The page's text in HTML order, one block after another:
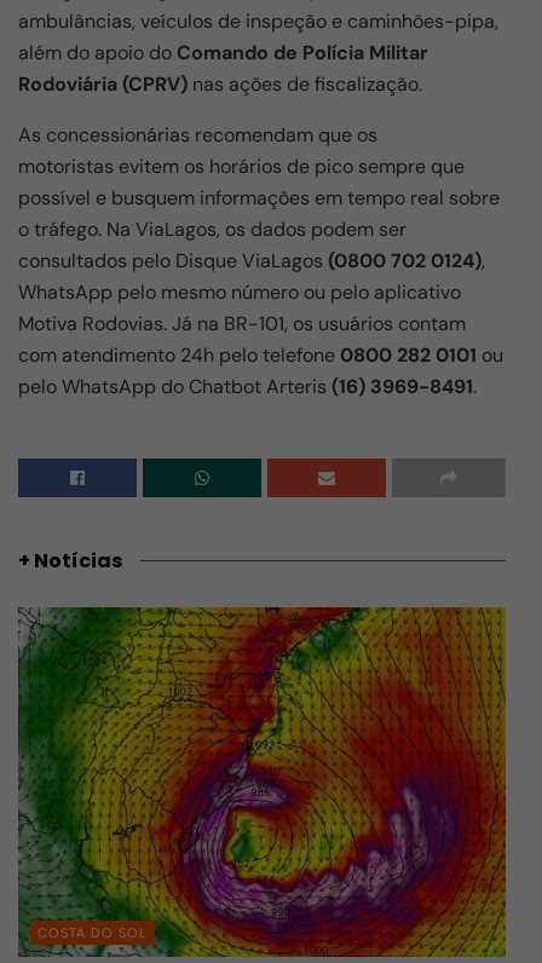
ambulâncias, veículos de inspeção e caminhões-pipa,
além do apoio do Comando de Polícia Militar
Rodoviária (CPRV) nas ações de fiscalização.
As concessionárias recomendam que os
motoristas evitem os horários de pico sempre que
possível e busquem informações em tempo real sobre
o tráfego. Na ViaLagos, os dados podem ser
consultados pelo Disque ViaLagos (0800 702 0124),
WhatsApp pelo mesmo número ou pelo aplicativo
Motiva Rodovias. Já na BR-101, os usuários contam
com atendimento 24h pelo telefone 0800 282 0101 ou
pelo WhatsApp do Chatbot Arteris (16) 3969-8491.
+ Notícias
COSTA DO SOL